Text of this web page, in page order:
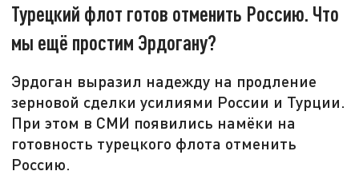
Турецкий флот готов отменить Россию. Что
мы ещё простим Эрдогану?
Эрдоган выразил надежду на продление
зерновой сделки усилиями России и Турции.
При этом в СМИ появились намёки на
готовность турецкого флота отменить
Россию.